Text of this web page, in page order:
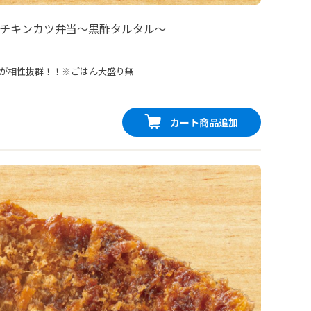
キンカツ弁当〜黒酢タルタル〜
相性抜群！！※ごはん大盛り無
カート商品追加